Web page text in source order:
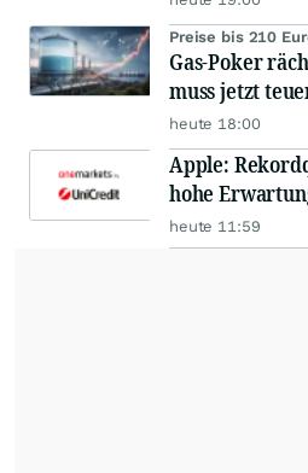
Preise bis 210
Gas-Poker
muss jetzt
heute 18:00
Apple:
hohe
heute 11:59